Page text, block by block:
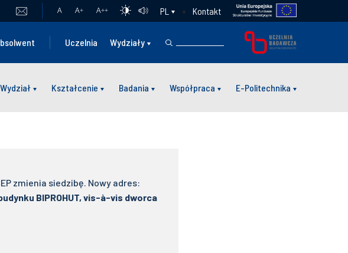
A A+ A++ PL Kontakt
Uczelnia Wydziały
Wydział Kształcenie Badania Współpraca E-Politechnika
zmienia siedzibę. Nowy adres:
BIPROHUT, vis-à-vis dworca